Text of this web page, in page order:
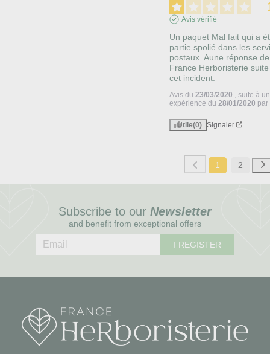
Avis vérifié
Un paquet Mal fait qui a
partie spolié dans les
postaux. Aune réponse de
France Herboristerie
cet incident.
Avis du23/03/2020
, suite à
expérience du28/01/2020 par
Utile(0) Signaler
1 2
Subscribe to our Newsletter
and benefit from exceptional offers
I REGISTER